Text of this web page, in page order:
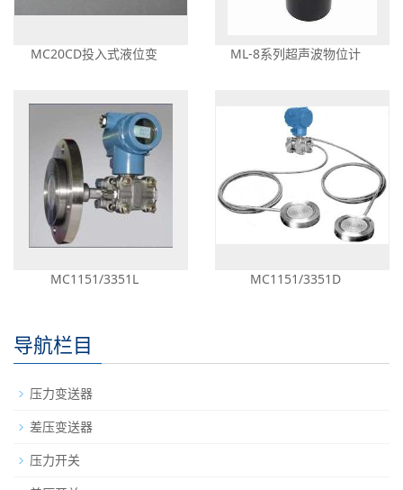
MC20CD投入式液位变 ML-8系列超声波物位计
MC1151/3351L MC1151/3351D
导航栏目
压力变送器
差压变送器
压力开关